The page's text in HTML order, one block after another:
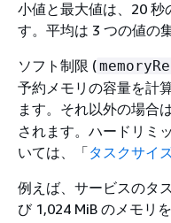
小値と最大値は、20
す。平均は 3 つの値の
ソフト制限 (
予約メモリの容量を計
ます。それ以外の場合
されます。ハードリミ
いては、「タスクサイ
例えば、サービスのタ
び 1,024 MiB のメモリ